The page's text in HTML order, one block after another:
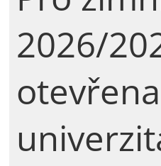
2026/